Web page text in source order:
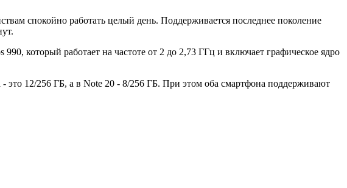
спокойно работать целый день. Поддерживается последнее поколение
который работает на частоте от 2 до 2,73 ГГц и включает графическое ядро
это 12/256 ГБ, а в Note 20 - 8/256 ГБ. При этом оба смартфона поддерживают